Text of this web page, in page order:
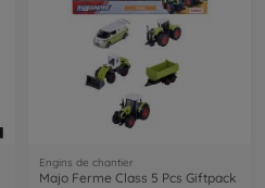
Engins de chantier
Majo Ferme Class 5 Pcs Giftpack